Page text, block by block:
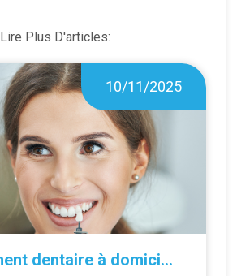
Lire Plus D'articles:
10/11/2025
Blanchiment dentaire à domicile ou en cabinet : que choisir ?